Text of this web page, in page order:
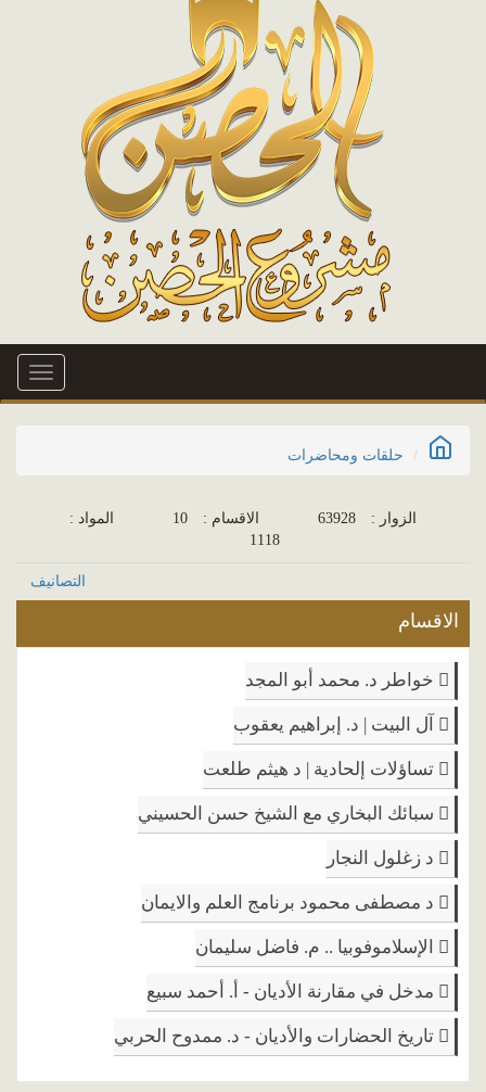
Toggle
حلقات ومحاضرات
الزوار : 63928 الاقسام : 10
المواد :
1118
التصانيف
الاقسام
خواطر د. محمد أبو المجد
آل البيت | د. إبراهيم يعقوب
تساؤلات إلحادية | د هيثم طلعت
سبائك البخاري مع الشيخ حسن الحسيني
د زغلول النجار
د مصطفى محمود برنامج العلم والايمان
الإسلاموفوبيا .. م. فاضل سليمان
مدخل في مقارنة الأديان - أ. أحمد سبيع
تاريخ الحضارات والأديان - د. ممدوح الحربي